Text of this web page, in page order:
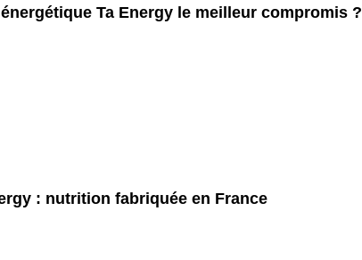
Ta Energy le meilleur compromis ?
: nutrition fabriquée en France